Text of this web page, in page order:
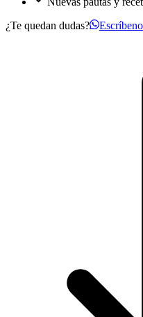
¿Te quedan dudas?